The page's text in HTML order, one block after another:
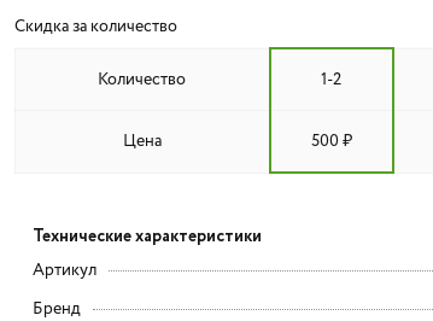
Скидка за количество
Количество 1-2
Цена 500 ₽
Технические характеристики
Артикул
Бренд